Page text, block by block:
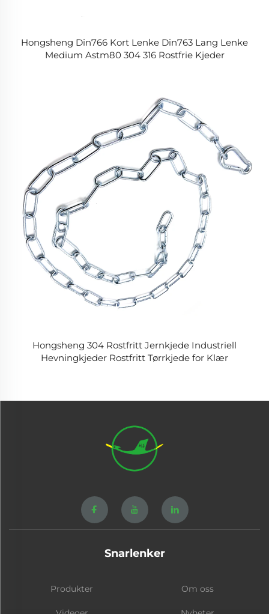
Hongsheng Din766 Kort Lenke Din763 Lang Lenke
Medium Astm80 304 316 Rostfrie Kjeder
Hongsheng 304 Rostfritt Jernkjede Industriell
Hevningkjeder Rostfritt Tørrkjede for Klær
Snarlenker
Produkter Om oss